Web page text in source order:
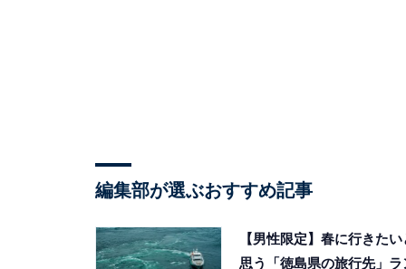
編集部が選ぶおすすめ記事
【男性限定】春に行きたい
思う「徳島県の旅行先」ラ